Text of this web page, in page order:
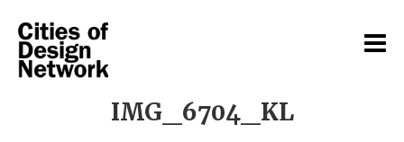
IMG_6704_KL